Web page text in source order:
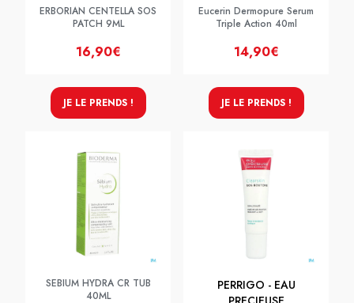
ERBORIAN CENTELLA SOS
PATCH 9ML
16,90€
JE LE PRENDS !
Eucerin Dermopure Serum
Triple Action 40ml
14,90€
JE LE PRENDS !
SEBIUM HYDRA CR TUB
40ML
PERRIGO - EAU